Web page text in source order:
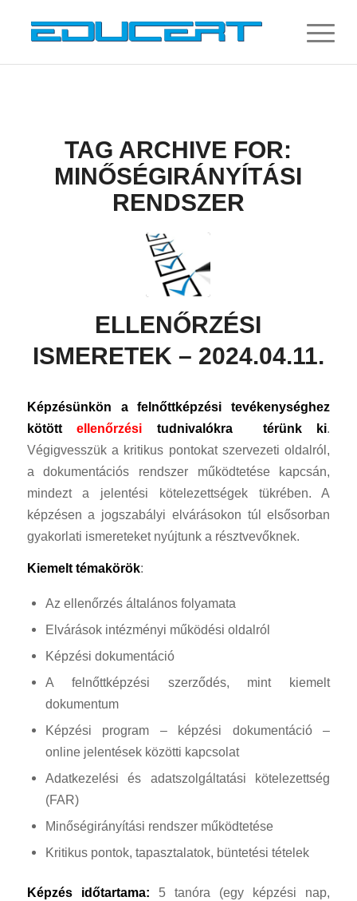
TAG ARCHIVE FOR:
MINŐSÉGIRÁNYÍTÁSI
RENDSZER
ELLENŐRZÉSI
ISMERETEK – 2024.04.11.
Képzésünkön a felnőttképzési tevékenységhez
kötöttellenőrzési tudnivalókra térünk ki.
Végigvesszük a kritikus pontokat szervezeti oldalról,
a dokumentációs rendszer működtetése kapcsán,
mindezt a jelentési kötelezettségek tükrében. A
képzésen a jogszabályi elvárásokon túl elsősorban
gyakorlati ismereteket nyújtunk a résztvevőknek.
Kiemelt témakörök:
Az ellenőrzés általános folyamata
Elvárások intézményi működési oldalról
Képzési dokumentáció
A felnőttképzési szerződés, mint kiemelt
dokumentum
Képzési program – képzési dokumentáció –
online jelentések közötti kapcsolat
Adatkezelési és adatszolgáltatási kötelezettség
(FAR)
Minőségirányítási rendszer működtetése
Kritikus pontok, tapasztalatok, büntetési tételek
Képzés időtartama: 5 tanóra (egy képzési nap,